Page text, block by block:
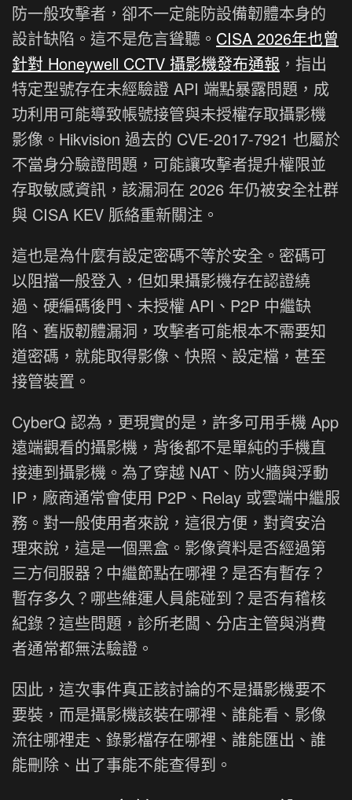
防一般攻擊者，卻不一定能防設備韌體本身的
設計缺陷。這不是危言聳聽。 CISA 2026年也曾
針對 Honeywell CCTV 攝影機發布通報 ，指出
特定型號存在未經驗證 API 端點暴露問題，成
功利用可能導致帳號接管與未授權存取攝影機
影像。Hikvision 過去的 CVE-2017-7921 也屬於
不當身分驗證問題，可能讓攻擊者提升權限並
存取敏感資訊，該漏洞在 2026 年仍被安全社群
與 CISA KEV 脈絡重新關注。
這也是為什麼有設定密碼不等於安全。密碼可
以阻擋一般登入，但如果攝影機存在認證繞
過、硬編碼後門、未授權 API、P2P 中繼缺
陷、舊版韌體漏洞，攻擊者可能根本不需要知
道密碼，就能取得影像、快照、設定檔，甚至
接管裝置。
CyberQ 認為，更現實的是，許多可用手機 App
遠端觀看的攝影機，背後都不是單純的手機直
接連到攝影機。為了穿越 NAT、防火牆與浮動
IP，廠商通常會使用 P2P、Relay 或雲端中繼服
務。對一般使用者來說，這很方便，對資安治
理來說，這是一個黑盒。影像資料是否經過第
三方伺服器？中繼節點在哪裡？是否有暫存？
暫存多久？哪些維運人員能碰到？是否有稽核
紀錄？這些問題，診所老闆、分店主管與消費
者通常都無法驗證。
因此，這次事件真正該討論的不是攝影機要不
要裝，而是攝影機該裝在哪裡、誰能看、影像
流往哪裡走、錄影檔存在哪裡、誰能匯出、誰
能刪除、出了事能不能查得到。